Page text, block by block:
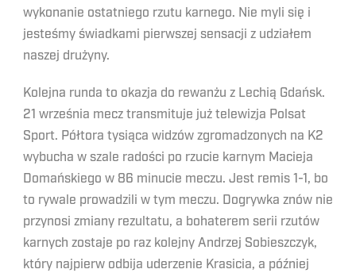
wykonanie ostatniego rzutu karnego. Nie myli się i
jesteśmy świadkami pierwszej sensacji z udziałem
naszej drużyny.
Kolejna runda to okazja do rewanżu z Lechią Gdańsk.
21 września mecz transmituje już telewizja Polsat
Sport. Półtora tysiąca widzów zgromadzonych na K2
wybucha w szale radości po rzucie karnym Macieja
Domańskiego w 86 minucie meczu. Jest remis 1-1, bo
to rywale prowadzili w tym meczu. Dogrywka znów nie
przynosi zmiany rezultatu, a bohaterem serii rzutów
karnych zostaje po raz kolejny Andrzej Sobieszczyk,
który najpierw odbija uderzenie Krasicia, a później